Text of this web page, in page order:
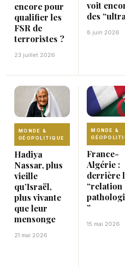
encore pour
qualifier les
FSR de
terroristes ?
23 juillet 2026
voit
des
8 juin 2026
MONDE &
GÉOPOLITIQUE
Hadiya
Nassar, plus
vieille
qu’Israël,
plus vivante
que leur
mensonge
21 mai 2026
MONDE &
France-
Algérie :
derrière
“relation
”
15 mai 2026